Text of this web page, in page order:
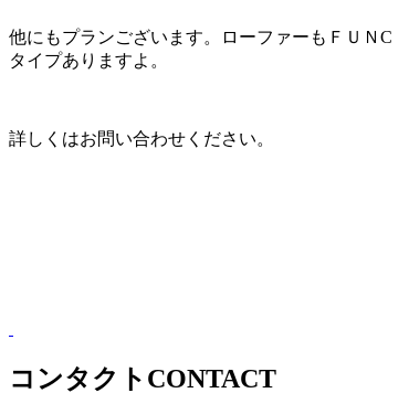
他にもプランございます。ローファーもＦＵＮC
タイプありますよ。
詳しくはお問い合わせください。
コンタクト CONTACT